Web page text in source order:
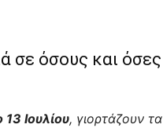
σε όσους και όσες
Ιουλίου, γιορτάζουν τα